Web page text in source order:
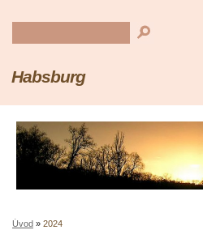
Habsburg
Úvod » 2024